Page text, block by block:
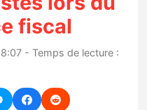
fiscal
- Temps de lecture :